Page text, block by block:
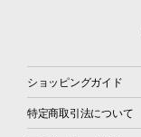
ショッピングガイド
特定商取引法について